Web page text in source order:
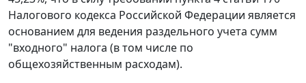
Налогового кодекса Российской Федерации является
основанием для ведения раздельного учета сумм
"входного" налога (в том числе по
общехозяйственным расходам).